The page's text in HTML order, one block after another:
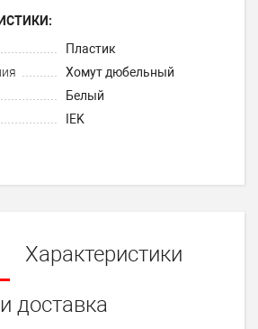
Пластик
Хомут дюбельный
Белый
IEK
Характеристики
доставка